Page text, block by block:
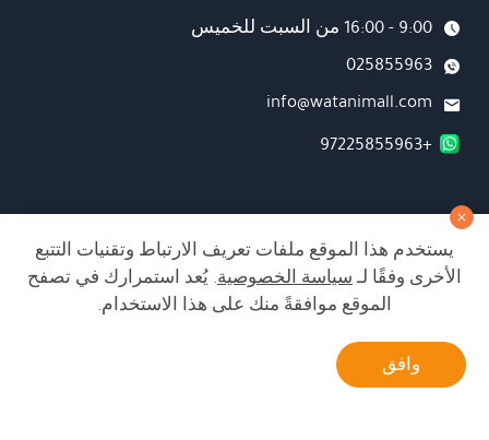
9:00 - 16:00 من السبت للخميس
025855963
info@watanimall.com
+97225855963
فروع
تابعونا على صفحة الفيسبوك
تابعونا على انستغرام
يستخدم هذا الموقع ملفات تعريف الارتباط وتقنيات التتبع
الأخرى وفقًا لـسياسة الخصوصية. يُعد استمرارك في تصفح
الموقع موافقةً منك على هذا الاستخدام.
وافق